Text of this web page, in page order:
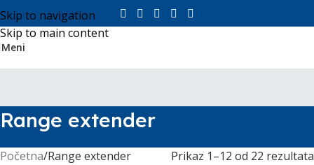
Skip to navigation
Skip to main content
Meni
Range extender
Početna Range extender Prikaz 1–12 od 22 rezultata